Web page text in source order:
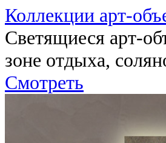
Коллекции арт-
Светящиеся арт-
зоне отдыха,
Смотреть